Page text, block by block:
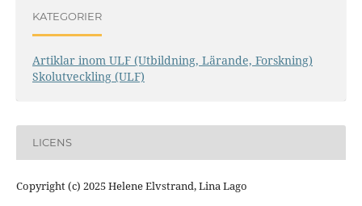
KATEGORIER
Artiklar inom ULF (Utbildning, Lärande, Forskning)
Skolutveckling (ULF)
LICENS
Copyright (c) 2025 Helene Elvstrand, Lina Lago